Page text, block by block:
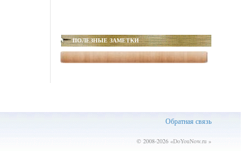
ПОЛЕЗНЫЕ ЗАМЕТКИ
Обратная связь
© 2008-2026 «DoYouNow.ru »